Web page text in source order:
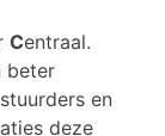
Centraal.
beter
en
deze